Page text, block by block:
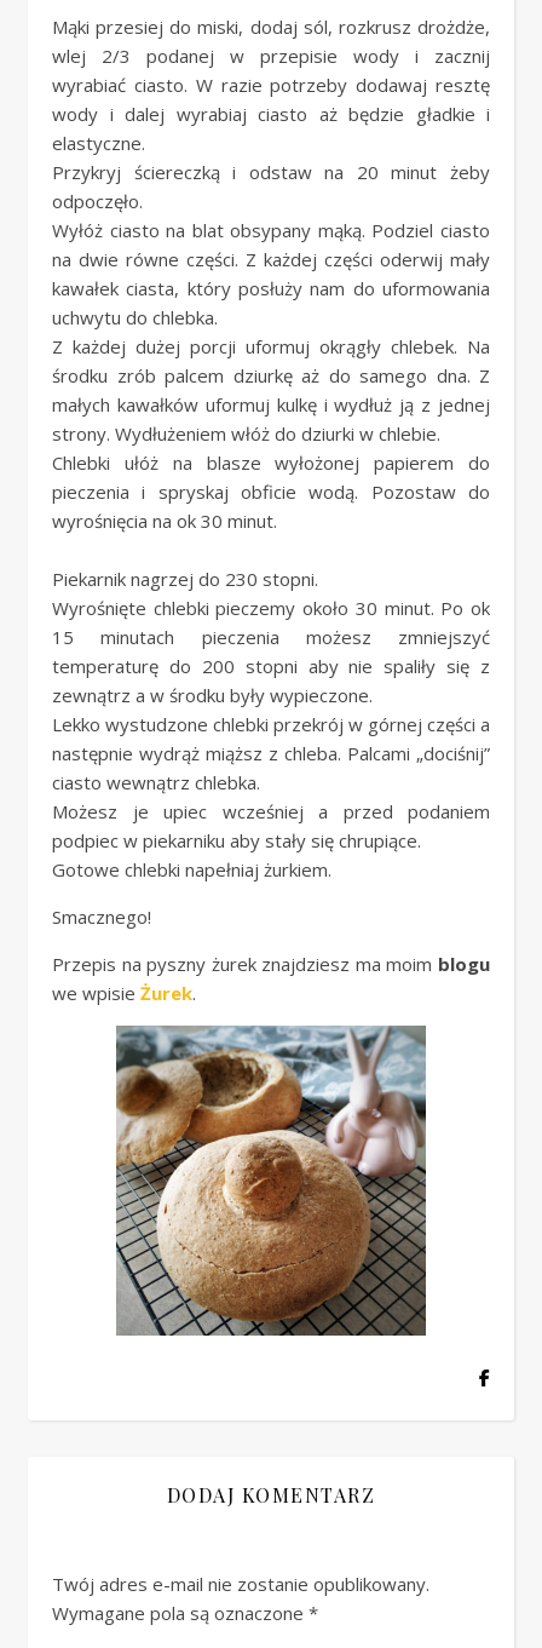
Mąki przesiej do miski, dodaj sól, rozkrusz drożdże,
wlej 2/3 podanej w przepisie wody i zacznij
wyrabiać ciasto. W razie potrzeby dodawaj resztę
wody i dalej wyrabiaj ciasto aż będzie gładkie i
elastyczne.
Przykryj ściereczką i odstaw na 20 minut żeby
odpoczęło.
Wyłóż ciasto na blat obsypany mąką. Podziel ciasto
na dwie równe części. Z każdej części oderwij mały
kawałek ciasta, który posłuży nam do uformowania
uchwytu do chlebka.
Z każdej dużej porcji uformuj okrągły chlebek. Na
środku zrób palcem dziurkę aż do samego dna. Z
małych kawałków uformuj kulkę i wydłuż ją z jednej
strony. Wydłużeniem włóż do dziurki w chlebie.
Chlebki ułóż na blasze wyłożonej papierem do
pieczenia i spryskaj obficie wodą. Pozostaw do
wyrośnięcia na ok 30 minut.
Piekarnik nagrzej do 230 stopni.
Wyrośnięte chlebki pieczemy około 30 minut. Po ok
15 minutach pieczenia możesz zmniejszyć
temperaturę do 200 stopni aby nie spaliły się z
zewnątrz a w środku były wypieczone.
Lekko wystudzone chlebki przekrój w górnej części a
następnie wydrąż miąższ z chleba. Palcami „dociśnij”
ciasto wewnątrz chlebka.
Możesz je upiec wcześniej a przed podaniem
podpiec w piekarniku aby stały się chrupiące.
Gotowe chlebki napełniaj żurkiem.
Smacznego!
Przepis na pyszny żurek znajdziesz ma moim blogu
we wpisie Żurek.
DODAJ KOMENTARZ
Twój adres e-mail nie zostanie opublikowany.
Wymagane pola są oznaczone *